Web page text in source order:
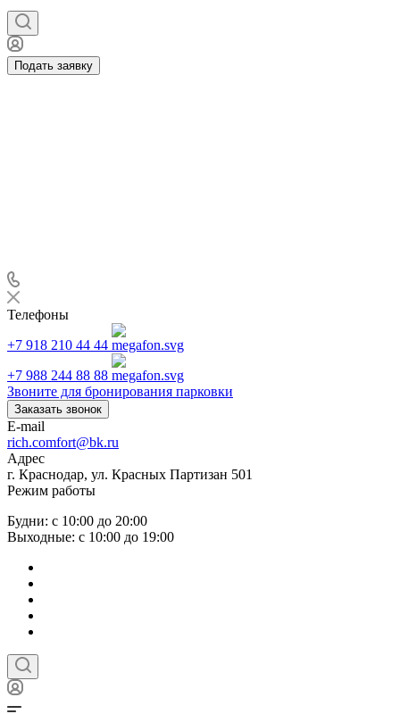
Подать заявку
Телефоны
+7 918 210 44 44
+7 988 244 88 88
Звоните для бронирования парковки
Заказать звонок
E-mail
rich.comfort@bk.ru
Адрес
г. Краснодар, ул. Красных Партизан 501
Режим работы
Будни: с 10:00 до 20:00
Выходные: с 10:00 до 19:00